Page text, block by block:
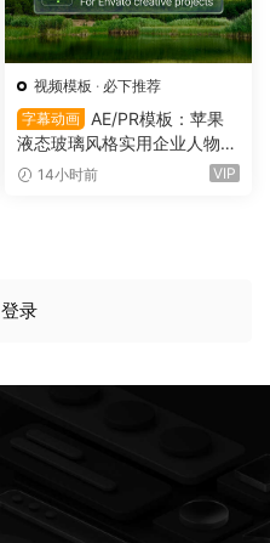
视频模板 · 必下推荐
字幕动画
AE/PR模板：苹果
液态玻璃风格实用企业人物宣
传下横栏字幕条文字标题动画
14小时前 VIP
登录